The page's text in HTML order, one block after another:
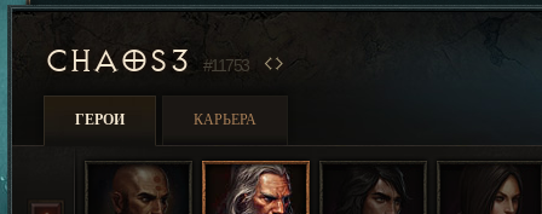
CHAOS3 #11753
ГЕРОИ КАРЬЕРА